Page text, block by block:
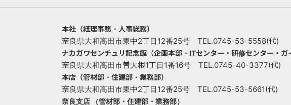
本社（経理事務・人事総務）
奈良県大和高田市東中2丁目12番25号 TEL.0745-53-5558(代)
ナカガワセンチュリ記念館（企画本部・ITセンター・研修センター・ガ
奈良県大和高田市曽大根1丁目1番16号 TEL.0745-40-3377(代)
本店（管材部・住建部・業務部）
奈良県大和高田市東中2丁目12番25号 TEL.0745-53-5661(代)
奈良支店 （管材部・住建部・業務部）